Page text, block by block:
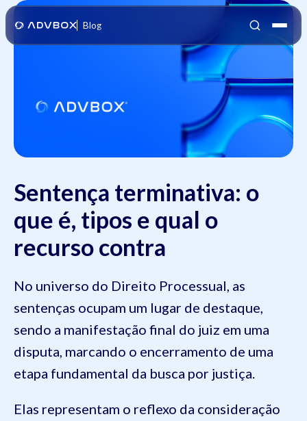
Blog
Sentença terminativa: o
que é, tipos e qual o
recurso contra
No universo do Direito Processual, as
sentenças ocupam um lugar de destaque,
sendo a manifestação final do juiz em uma
disputa, marcando o encerramento de uma
etapa fundamental da busca por justiça.
Elas representam o reflexo da consideração